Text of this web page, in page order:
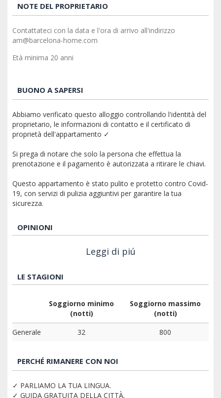
NOTE DEL PROPRIETARIO
Contattateci con la data e l'ora di arrivo all'indirizzo
am@barcelona-home.com
Età minima 20 anni
BUONO A SAPERSI
Abbiamo verificato questo alloggio controllando l'identità del
proprietario, le informazioni di contatto e il certificato di
proprietà dell'appartamento ✓
Si prega di notare che solo la persona che effettua la
prenotazione e il pagamento è autorizzata a ritirare le chiavi.
Questo appartamento è stato pulito e protetto contro Covid-
19, con servizi di pulizia aggiuntivi per garantire la tua
sicurezza.
OPINIONI
Leggi di piú
LE STAGIONI
Soggiorno minimo
(notti)
Soggiorno massimo
(notti)
Generale
32 800
PERCHÉ RIMANERE CON NOI
✓ PARLIAMO LA TUA LINGUA.
✓ GUIDA GRATUITA DELLA CITTÀ.